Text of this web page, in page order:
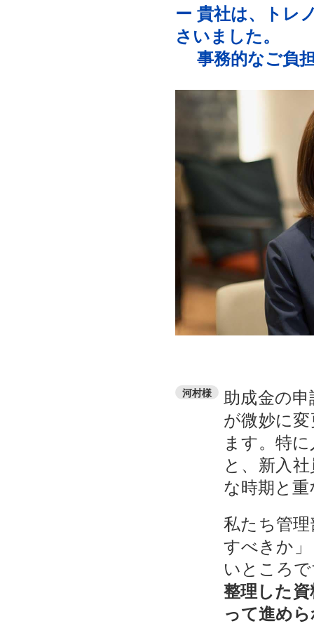
ー 貴社は、トレ
さいました。
事務的なご負
河村様
助成金の
が微妙に
ます。特
と、新入
な時期と
私たち管
すべきか
いところ
整理した
って進め